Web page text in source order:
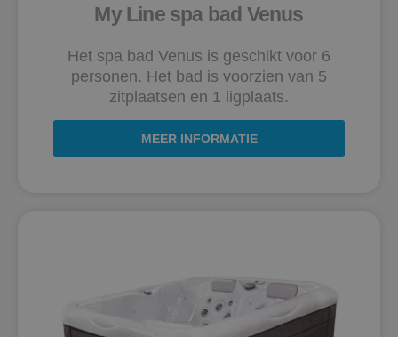
My Line spa bad Venus
Het spa bad Venus is geschikt voor 6
personen. Het bad is voorzien van 5
zitplaatsen en 1 ligplaats.
MEER INFORMATIE